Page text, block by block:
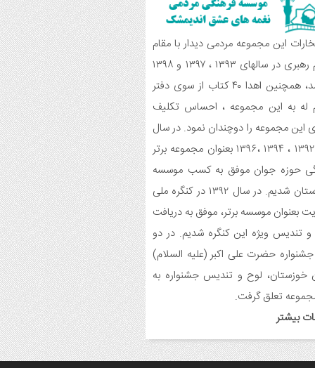
جشن ولادت امام زمان (عج) و جشن
انقلاب اسلامی و هفته ی جوان در
برگزار شد.
برنامه های دهه مهدویت شبکه فرهنگی
نغمه های عشق اندیمشک
بسته جشن تکلیف به دختران سادات
اندیمشک در شب ولادت امام علی(ع)
ایجاد ۱۱۰ شعبه نغمه های عشق در ۱۱۰ منطقه
و روستای اندیمشک
رونمایی از طرح ستاره های اندیمشک و
خانه های نور، محله های آسمانی همزمان
جشن ولادت حضرت فاطمه (س) در
سراج الدین با شبکه فرهنگی مردمی
های عشق
این مجموعه مردمی دیدار با مقام
معظم رهبری در سالهای ۱۳۹۳ ، ۱۳۹۷ و ۱۳۹۸
میباشد، همچنین اهدا ۴۰ کتاب از سوی دفتر
له به این مجموعه ، احساس تکلیف
این مجموعه را دوچندان نمود. در سال
های ۱۳۹۲ ، ۱۳۹۴ ،۱۳۹۶ بعنوان مجموعه برتر
حوزه جوان موفق به کسب موسسه
برتر استان شدیم. در سال ۱۳۹۲ در کنگره ملی
بعنوان موسسه برتر، موفق به دریافت
تندیس ویژه این کنگره شدیم. در دو
حضرت علی اکبر (علیه السلام)
خوزستان، لوح و تندیس جشنواره به
تعلق گرفت.
بیشتر